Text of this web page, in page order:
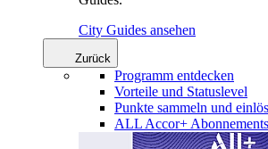
City Guides ansehen
Zurück
Programm entdecken
Vorteile und Statuslevel
Punkte sammeln und
ALL Accor+ Abonnements